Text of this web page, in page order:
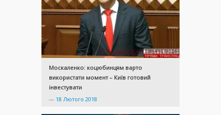
Москаленко: коцюбинцям варто
використати момент – Київ готовий
інвестувати
— 18 Лютого 2018